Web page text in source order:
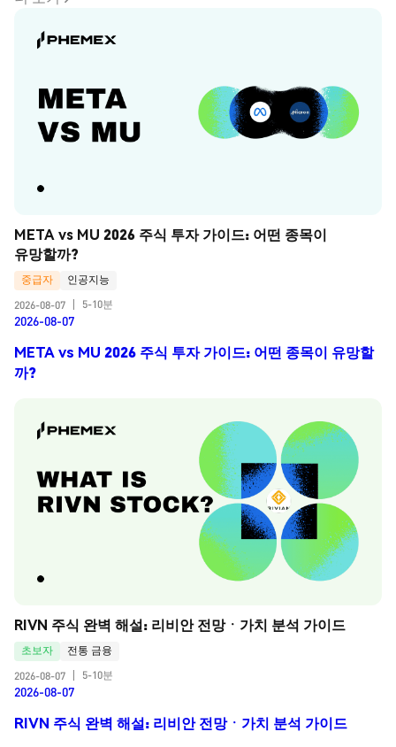
META vs MU 2026 주식 투자 가이드: 어떤 종목이
유망할까?
중급자
인공지능
2026-08-07
5-10분
2026-08-07
META vs MU 2026 주식 투자 가이드: 어떤 종목이 유망할
까?
RIVN 주식 완벽 해설: 리비안 전망ㆍ가치 분석 가이드
초보자
전통 금융
2026-08-07
5-10분
2026-08-07
RIVN 주식 완벽 해설: 리비안 전망ㆍ가치 분석 가이드